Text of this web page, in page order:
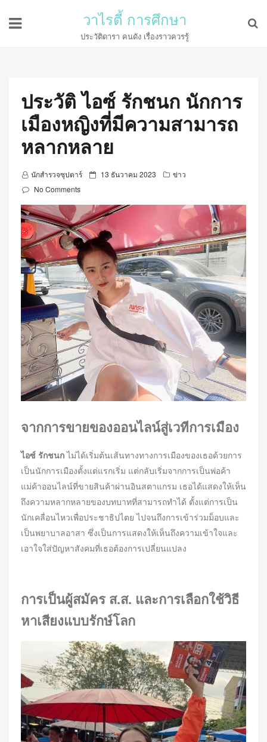
วาไรตี้ การศึกษา
ประวัติดารา คนดัง เรื่องราวควรรู้
ประวัติ ไอซ์ รักชนก นักการ
เมืองหญิงที่มีความสามารถ
หลากหลาย
นักสำรวจซุปตาร์
P
t
e
d
o
n
13 ธันวาคม 2023
ข่าว
No Comments
จากการขายของออนไลน์สู่เวทีการเมือง
ไอซ์ รักชนกไม่ได้เริ่มต้นเส้นทางทางการเมืองของเธอด้วยการ
เป็นนักการเมืองตั้งแต่แรกเริ่ม แต่กลับเริ่มจากการเป็นพ่อค้า
แม่ค้าออนไลน์ที่ขายสินค้าผ่านอินสตาแกรม เธอได้แสดงให้เห็น
ถึงความหลากหลายของบทบาทที่สามารถทำได้ ตั้งแต่การเป็น
นักเคลื่อนไหวเพื่อประชาธิปไตย ไปจนถึงการเข้าร่วมม็อบและ
เป็นพยาบาลอาสา ซึ่งเป็นการแสดงให้เห็นถึงความเข้าใจและ
เอาใจใส่ปัญหาสังคมที่เธอต้องการเปลี่ยนแปลง
การเป็นผู้สมัคร ส.ส. และการเลือกใช้วิธี
หาเสียงแบบรักษ์โลก